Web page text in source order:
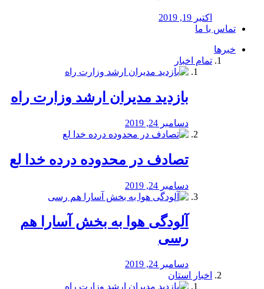
اکتبر 19, 2019
تماس با ما
خبرها
تمام اخبار
بازدید مدیران ارشد وزارت راه
دسامبر 24, 2019
تصادف در محدوده درده خدا لع
دسامبر 24, 2019
آلودگی هوا به بخش آسارا هم
رسی
دسامبر 24, 2019
اخبار استان